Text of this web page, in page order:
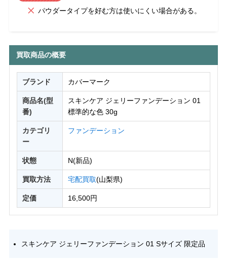
パウダータイプを好む方は使いにくい場合がある。
買取商品の概要
ブランド カバーマーク
商品名(型
番)
スキンケア ジェリーファンデーション 01
標準的な色 30g
カテゴリ
ー
ファンデーション
状態 N(新品)
買取方法 宅配買取(山梨県)
定価 16,500円
スキンケア ジェリーファンデーション 01 Sサイズ 限定品